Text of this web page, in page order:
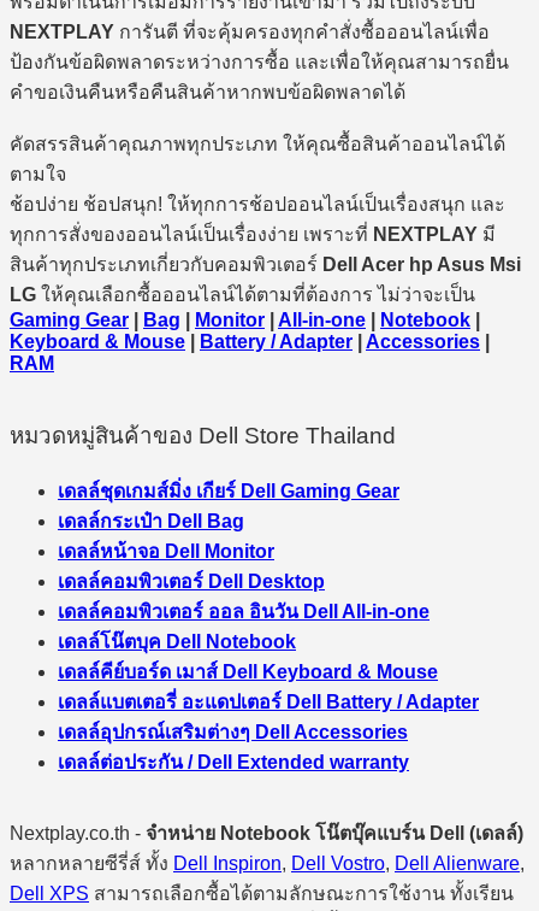
NEXTPLAY การันตี ที่จะคุ้มครองทุกคำสั่งซื้อออนไลน์เพื่อ
ป้องกันข้อผิดพลาดระหว่างการซื้อ และเพื่อให้คุณสามารถยื่น
คำขอเงินคืนหรือคืนสินค้าหากพบข้อผิดพลาดได้
คัดสรรสินค้าคุณภาพทุกประเภท ให้คุณซื้อสินค้าออนไลน์ได้
ตามใจ
ช้อปง่าย ช้อปสนุก! ให้ทุกการช้อปออนไลน์เป็นเรื่องสนุก และ
ทุกการสั่งของออนไลน์เป็นเรื่องง่าย เพราะที่ NEXTPLAY มี
สินค้าทุกประเภทเกี่ยวกับคอมพิวเตอร์ Dell Acer hp Asus Msi
LG ให้คุณเลือกซื้อออนไลน์ได้ตามที่ต้องการ ไม่ว่าจะเป็น
Gaming Gear
Bag Monitor All-in-one Notebook
Keyboard & Mouse
Battery / Adapter Accessories
RAM
หมวดหมู่สินค้าของ Dell Store Thailand
เดลล์ชุดเกมส์มิ่ง เกียร์ Dell Gaming Gear
เดลล์กระเป๋า Dell Bag
เดลล์หน้าจอ Dell Monitor
เดลล์คอมพิวเตอร์ Dell Desktop
เดลล์คอมพิวเตอร์ ออล อินวัน Dell All-in-one
เดลล์โน๊ตบุค Dell Notebook
เดลล์คีย์บอร์ด เมาส์ Dell Keyboard & Mouse
เดลล์แบตเตอรี่ อะแดปเตอร์ Dell Battery / Adapter
เดลล์อุปกรณ์เสริมต่างๆ Dell Accessories
เดลล์ต่อประกัน / Dell Extended warranty
Nextplay.co.th - จำหน่าย Notebook โน๊ตบุ๊คแบร์น Dell (เดลล์)
หลากหลายซีรี่ส์ ทั้ง Dell Inspiron, Dell Vostro, Dell Alienware,
Dell XPS สามารถเลือกซื้อได้ตามลักษณะการใช้งาน ทั้งเรียน